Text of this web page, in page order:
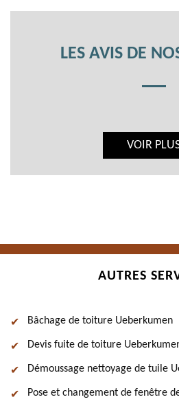
LES AVIS DE
VOIR
AUTRES
Bâchage de toiture Ueberkumen
Devis fuite de toiture
Démoussage nettoyage de tuile
Pose et changement de fenêtre